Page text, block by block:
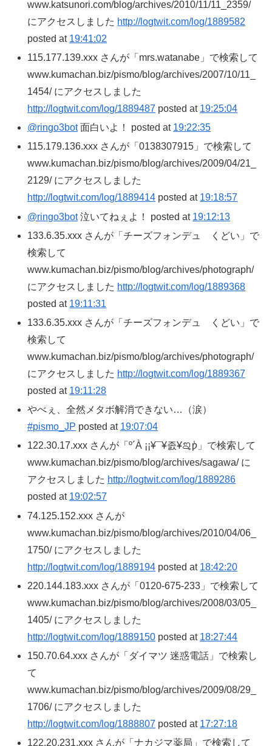
www.katsunori.com/blog/archives/2010/11/11_2359/
にアクセスしました http://logtwit.com/log/1889582
posted at 19:41:02
115.177.139.xxx さんが「mrs.watanabe」で検索して
www.kumachan.biz/pismo/blog/archives/2007/10/11_
1454/ にアクセスしました
http://logtwit.com/log/1889487 posted at 19:25:04
@ringo3bot面白いよ！ posted at 19:22:35
115.179.136.xxx さんが「0138307915」で検索して
www.kumachan.biz/pismo/blog/archives/2009/04/21_
2129/ にアクセスしました
http://logtwit.com/log/1889414 posted at 19:18:57
@ringo3bot泣いてねぇよ！ posted at 19:12:13
133.6.35.xxx さんが「チーズフォンデュ くどい」で
検索して
www.kumachan.biz/pismo/blog/archives/photograph/
にアクセスしました http://logtwit.com/log/1889368
posted at 19:11:31
133.6.35.xxx さんが「チーズフォンデュ くどい」で
検索して
www.kumachan.biz/pismo/blog/archives/photograph/
にアクセスしました http://logtwit.com/log/1889367
posted at 19:11:28
やべぇ、全然メタボ解消できない…（涙）
#pismo_JP posted at 19:07:04
122.30.17.xxx さんが「º´À ¡¡¥¯¥졼¥ࡡƿ̾」で検索して
www.kumachan.biz/pismo/blog/archives/sagawa/ に
アクセスしました http://logtwit.com/log/1889286
posted at 19:02:57
74.125.152.xxx さんが
www.kumachan.biz/pismo/blog/archives/2010/04/06_
1750/ にアクセスしました
http://logtwit.com/log/1889194 posted at 18:42:20
220.144.183.xxx さんが「0120-675-233」で検索して
www.kumachan.biz/pismo/blog/archives/2008/03/05_
1405/ にアクセスしました
http://logtwit.com/log/1889150 posted at 18:27:44
150.70.64.xxx さんが「ダイマツ 迷惑電話」で検索し
て
www.kumachan.biz/pismo/blog/archives/2009/08/29_
1706/ にアクセスしました
http://logtwit.com/log/1888807 posted at 17:27:18
122.20.231.xxx さんが「ナカジマ薬局」で検索して